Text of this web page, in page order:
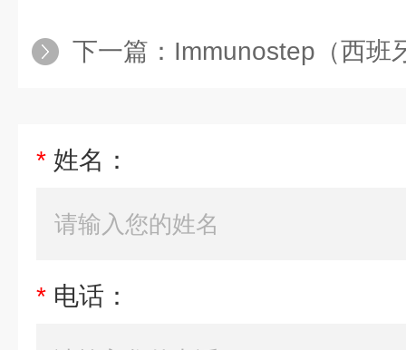
下一篇： Immunostep（西班牙）公司
* 姓名：
* 电话：